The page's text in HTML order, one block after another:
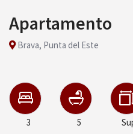
Apartamento
Brava, Punta del Este
3 5